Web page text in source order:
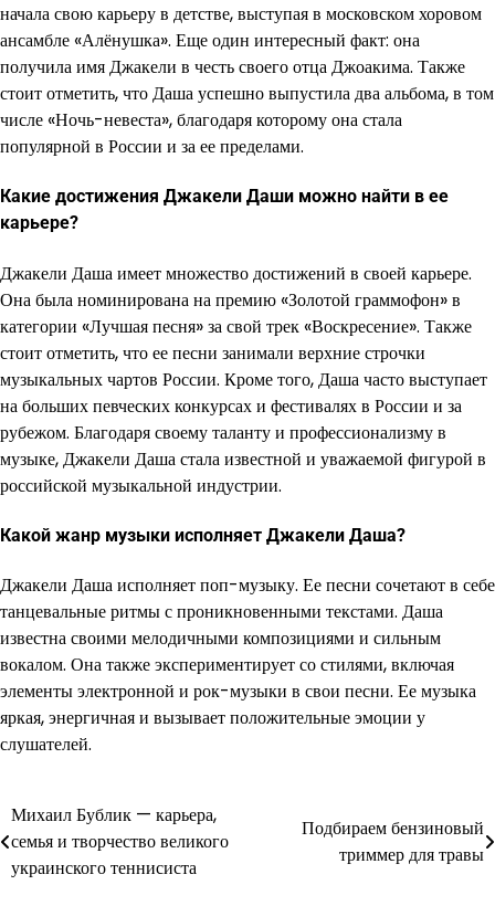
начала свою карьеру в детстве, выступая в московском хоровом
ансамбле «Алёнушка». Еще один интересный факт: она
получила имя Джакели в честь своего отца Джоакима. Также
стоит отметить, что Даша успешно выпустила два альбома, в том
числе «Ночь-невеста», благодаря которому она стала
популярной в России и за ее пределами.
Какие достижения Джакели Даши можно найти в ее
карьере?
Джакели Даша имеет множество достижений в своей карьере.
Она была номинирована на премию «Золотой граммофон» в
категории «Лучшая песня» за свой трек «Воскресение». Также
стоит отметить, что ее песни занимали верхние строчки
музыкальных чартов России. Кроме того, Даша часто выступает
на больших певческих конкурсах и фестивалях в России и за
рубежом. Благодаря своему таланту и профессионализму в
музыке, Джакели Даша стала известной и уважаемой фигурой в
российской музыкальной индустрии.
Какой жанр музыки исполняет Джакели Даша?
Джакели Даша исполняет поп-музыку. Ее песни сочетают в себе
танцевальные ритмы с проникновенными текстами. Даша
известна своими мелодичными композициями и сильным
вокалом. Она также экспериментирует со стилями, включая
элементы электронной и рок-музыки в свои песни. Ее музыка
яркая, энергичная и вызывает положительные эмоции у
слушателей.
Навигация
по
Михаил Бублик — карьера,
семья и творчество великого
украинского теннисиста
Подбираем бензиновый
триммер для травы